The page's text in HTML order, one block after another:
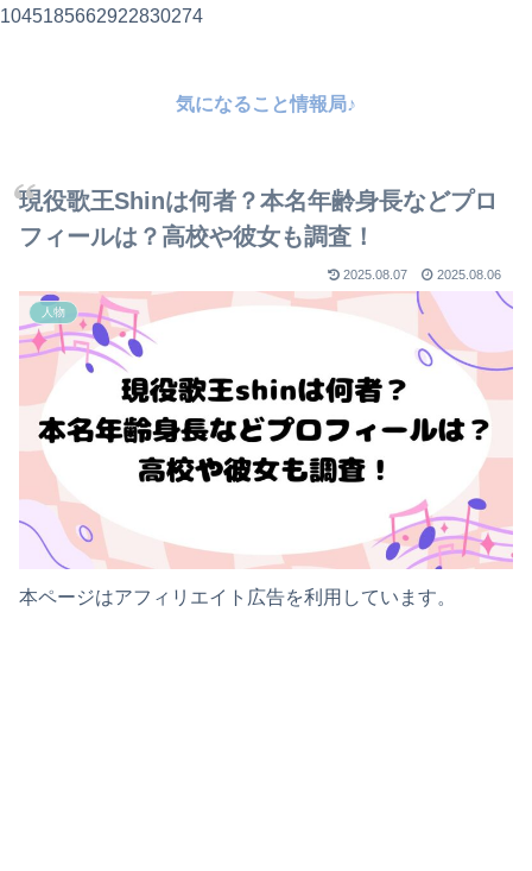
1045185662922830274
気になること情報局♪
現役歌王Shinは何者？本名年齢身長などプロ
フィールは？高校や彼女も調査！
2025.08.07 2025.08.06
人物
本ページはアフィリエイト広告を利用しています。